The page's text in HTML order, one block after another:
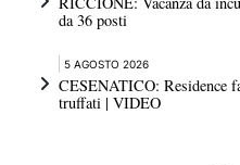
da 36 posti
5 AGOSTO 2026
CESENATICO: Residence
truffati | VIDEO